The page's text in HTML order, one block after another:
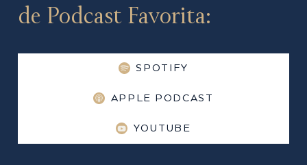
de Podcast Favorita:
SPOTIFY
APPLE PODCAST
YOUTUBE